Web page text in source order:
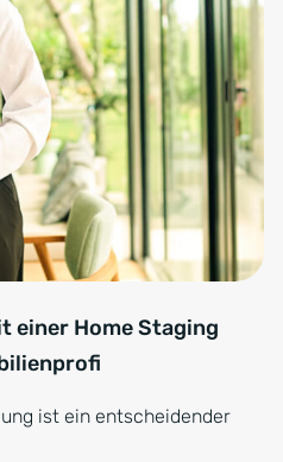
einer Home Staging
ist ein entscheidender